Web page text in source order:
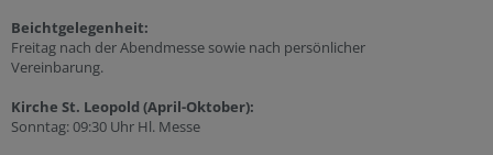
Beichtgelegenheit:
Freitag nach der Abendmesse sowie nach persönlicher
Vereinbarung.
Kirche St. Leopold (April-Oktober):
Sonntag: 09:30 Uhr Hl. Messe